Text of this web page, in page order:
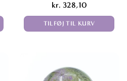
kr. 328,10
TILFØJ TIL KURV